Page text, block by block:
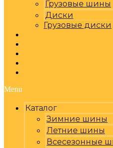
Грузовые шины
Диски
Грузовые диски
Menu
Каталог
Зимние шины
Летние шины
Всесезонные